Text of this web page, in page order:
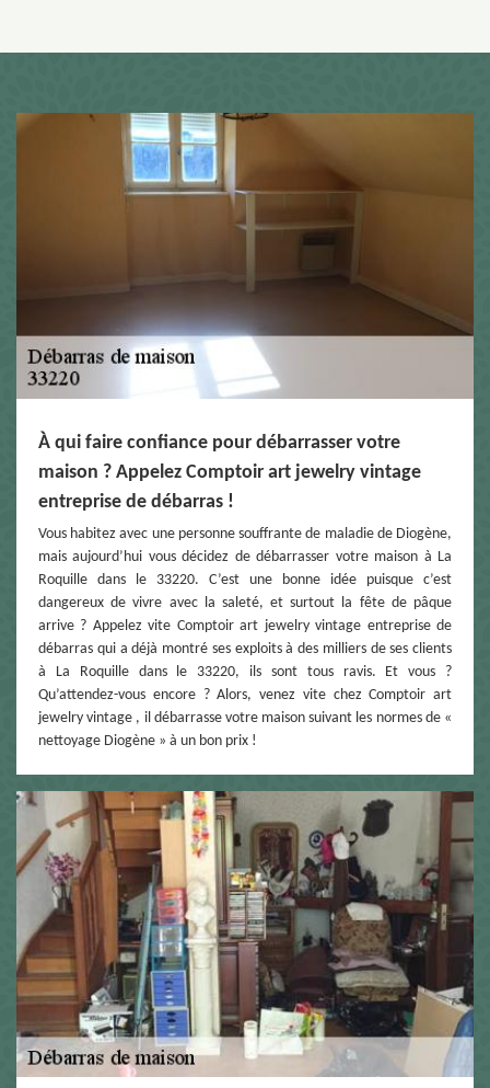
À qui faire confiance pour débarrasser votre
maison ? Appelez Comptoir art jewelry vintage
entreprise de débarras !
Vous habitez avec une personne souffrante de maladie de Diogène,
mais aujourd’hui vous décidez de débarrasser votre maison à La
Roquille dans le 33220. C’est une bonne idée puisque c’est
dangereux de vivre avec la saleté, et surtout la fête de pâque
arrive ? Appelez vite Comptoir art jewelry vintage entreprise de
débarras qui a déjà montré ses exploits à des milliers de ses clients
à La Roquille dans le 33220, ils sont tous ravis. Et vous ?
Qu’attendez-vous encore ? Alors, venez vite chez Comptoir art
jewelry vintage , il débarrasse votre maison suivant les normes de «
nettoyage Diogène » à un bon prix !